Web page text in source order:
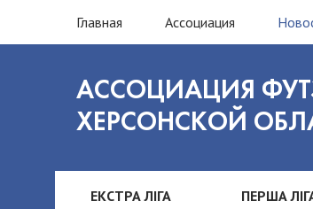
Главная Ассоциация
АССОЦИАЦИЯ
ХЕРСОНСКОЙ
ЕКСТРА ЛІГА ПЕРША